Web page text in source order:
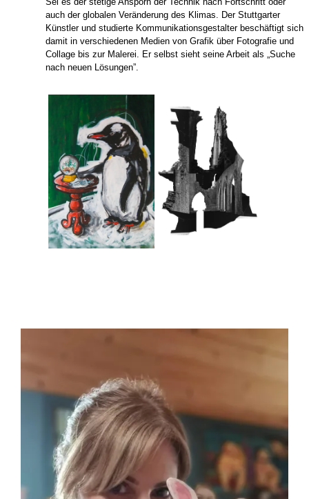
auch der globalen Veränderung des Klimas. Der Stuttgarter
Künstler und studierte Kommunikationsgestalter beschäftigt sich
damit in verschiedenen Medien von Grafik über Fotografie und
Collage bis zur Malerei. Er selbst sieht seine Arbeit als „Suche
nach neuen Lösungen”.